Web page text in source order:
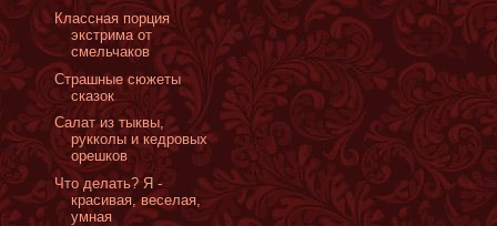
Классная порция
экстрима от
смельчаков
Cтрашные сюжеты
сказок
Cалат из тыквы,
рукколы и кедровых
орешков
Что делать? Я -
красивая, веселая,
умная